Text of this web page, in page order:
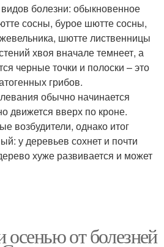
болезни: обыкновенное
сосны, бурое шютте сосны,
шютте лиственницы
хвоя вначале темнеет, а
черные точки и полоски – это
грибов.
обычно начинается
движется вверх по кроне.
возбудители, однако итог
у деревьев сохнет и почти
хуже развивается и может
осенью от болезней